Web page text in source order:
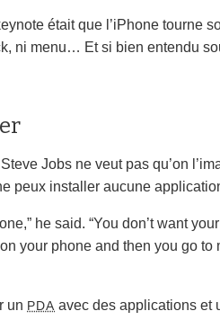
était que l’iPhone tourne
ni menu… Et si bien entendu
Steve Jobs ne veut pas qu’on
peux installer aucune
he said. “You don’t want
your phone and then you go to
un PDA avec des applications et